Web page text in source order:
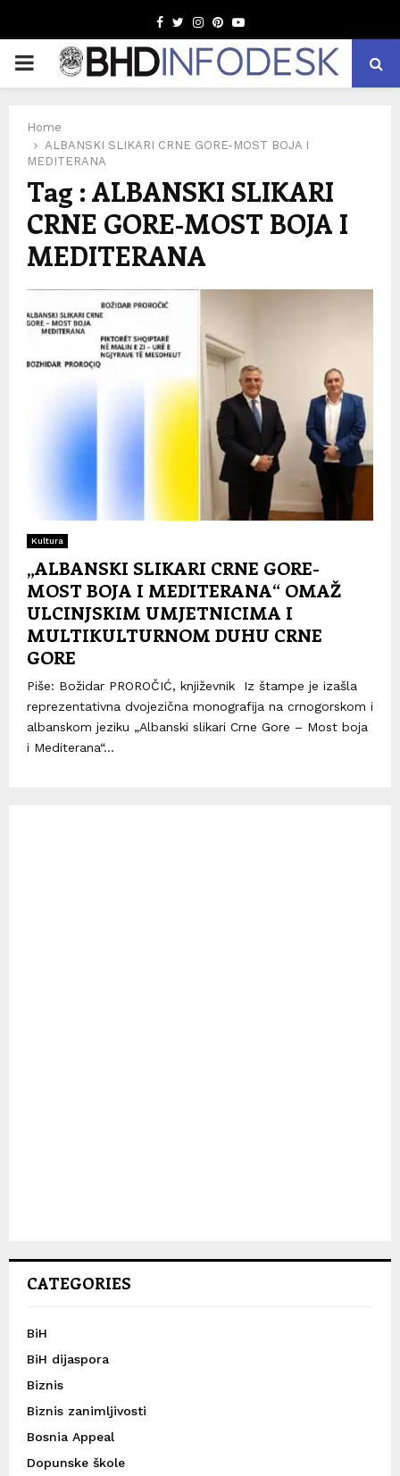
Facebook
TwitterInstagram
Pinterest
Youtube
PRIMARY
Home
ALBANSKI SLIKARI CRNE GORE-MOST BOJA I
MEDITERANA
Tag : ALBANSKI SLIKARI
CRNE GORE-MOST BOJA I
MEDITERANA
Kultura
„ALBANSKI SLIKARI CRNE GORE-
MOST BOJA I MEDITERANA“ OMAŽ
ULCINJSKIM UMJETNICIMA I
MULTIKULTURNOM DUHU CRNE
GORE
Piše: Božidar PROROČIĆ, književnik Iz štampe je izašla
reprezentativna dvojezična monografija na crnogorskom i
albanskom jeziku „Albanski slikari Crne Gore – Most boja
i Mediterana“...
CATEGORIES
BiH
BiH dijaspora
Biznis
Biznis zanimljivosti
Bosnia Appeal
Dopunske škole